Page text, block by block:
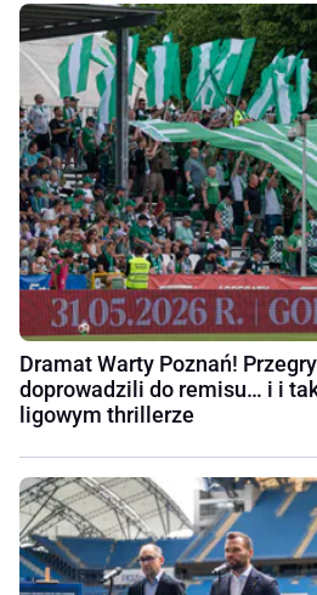
Dramat Warty Poznań!
doprowadzili do remisu… i i
ligowym thrillerze